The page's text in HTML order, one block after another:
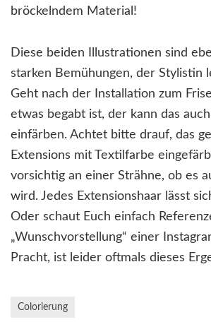
bröckelndem Material!
Diese beiden Illustrationen sind
starken Bemühungen, der Stylistin
Geht nach der Installation zum
etwas begabt ist, der kann das
einfärben. Achtet bitte drauf, das
Extensions mit Textilfarbe
vorsichtig an einer Strähne, ob es
wird. Jedes Extensionshaar lässt
Oder schaut Euch einfach
„Wunschvorstellung“ einer
Pracht, ist leider oftmals dieses
Colorierung